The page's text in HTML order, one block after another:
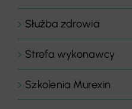
Służba zdrowia
Strefa wykonawcy
Szkolenia Murexin